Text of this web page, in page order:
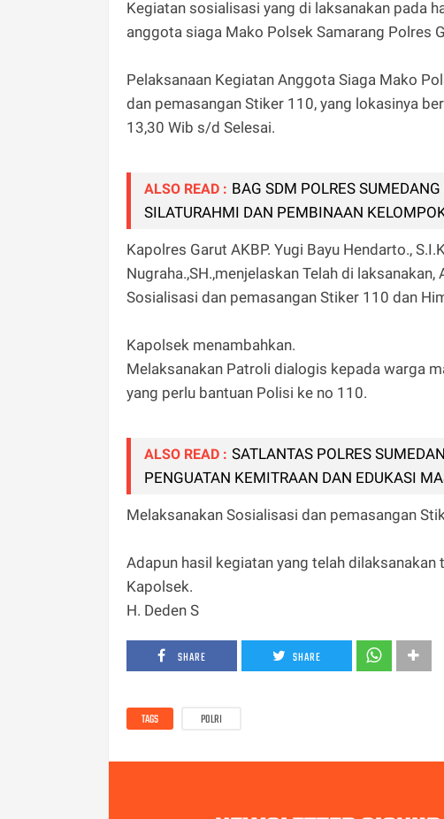
Kegiatan sosialisasi yang di laksanakan pada
anggota siaga Mako Polsek Samarang Polres
Pelaksanaan Kegiatan Anggota Siaga Mako
dan pemasangan Stiker 110, yang lokasinya
13,30 Wib s/d Selesai.
ALSO READ : BAG SDM POLRES
SILATURAHMI DAN PEMBINAAN
Kapolres Garut AKBP. Yugi Bayu Hendarto.,
Nugraha.,SH.,menjelaskan Telah di
Sosialisasi dan pemasangan Stiker 110 dan
Kapolsek menambahkan.
Melaksanakan Patroli dialogis kepada warga
yang perlu bantuan Polisi ke no 110.
ALSO READ : SATLANTAS POLRES
PENGUATAN KEMITRAAN DAN EDUKASI
Melaksanakan Sosialisasi dan pemasangan
Adapun hasil kegiatan yang telah
Kapolsek.
H. Deden S
SHARE SHARE
TAGS POLRI